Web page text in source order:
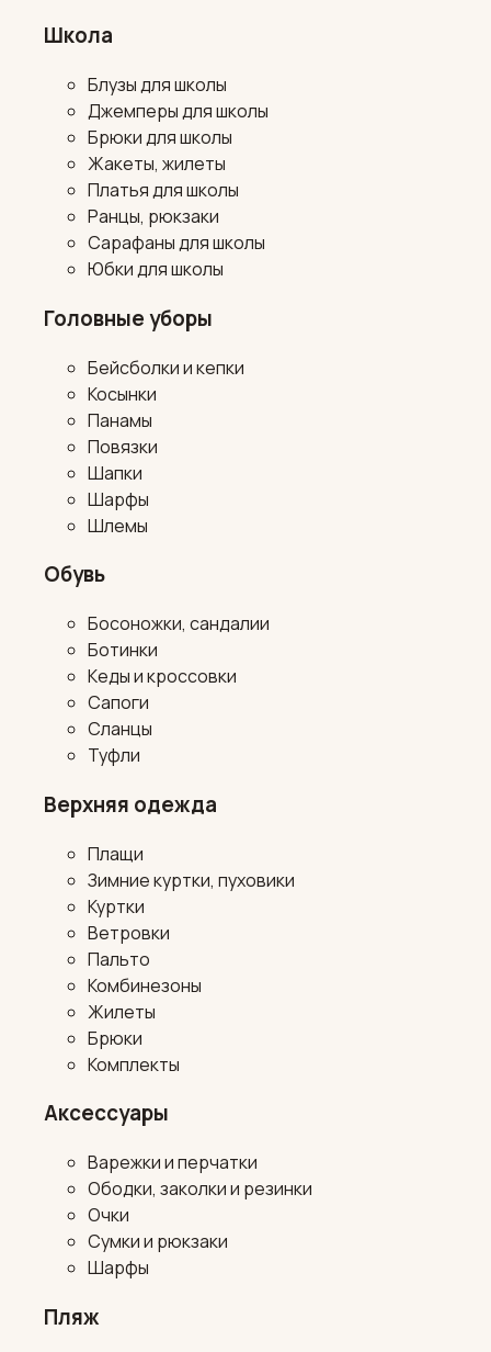
Школа
Блузы для школы
Джемперы для школы
Брюки для школы
Жакеты, жилеты
Платья для школы
Ранцы, рюкзаки
Сарафаны для школы
Юбки для школы
Головные уборы
Бейсболки и кепки
Косынки
Панамы
Повязки
Шапки
Шарфы
Шлемы
Обувь
Босоножки, сандалии
Ботинки
Кеды и кроссовки
Сапоги
Сланцы
Туфли
Верхняя одежда
Плащи
Зимние куртки, пуховики
Куртки
Ветровки
Пальто
Комбинезоны
Жилеты
Брюки
Комплекты
Аксессуары
Варежки и перчатки
Ободки, заколки и резинки
Очки
Сумки и рюкзаки
Шарфы
Пляж